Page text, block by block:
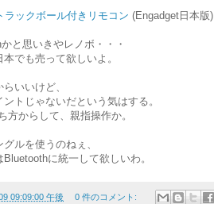
ラックボール付きリモコン (Engadget日本版)
と思いきやレノボ・・・
でも売って欲しいよ。
いいけど、
トじゃないだという気はする。
方からして、親指操作か。
ルを使うのねぇ、
に統一して欲しいわ。
09:09:00 午後 0 件のコメント: